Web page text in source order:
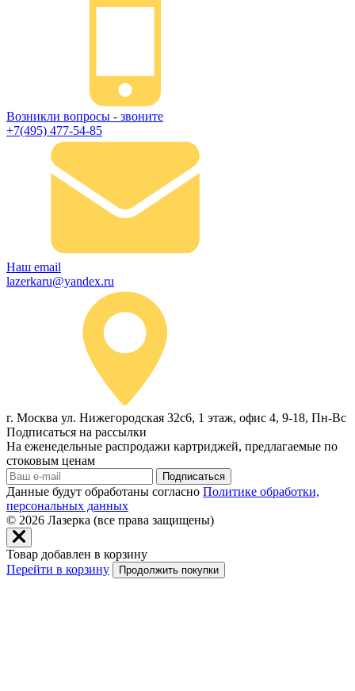
Возникли вопросы - звоните
+7(495) 477-54-85
Наш email
lazerkaru@yandex.ru
г. Москва ул. Нижегородская 32с6, 1 этаж, офис 4, 9-18, Пн-Вс
Подписаться на рассылки
На еженедельные распродажи картриджей, предлагаемые по
стоковым ценам
Подписаться
Данные будут обработаны согласно Политике обработки,
персональных данных
© 2026 Лазерка (все права защищены)
Товар добавлен в корзину
Перейти в корзину
Продолжить покупки